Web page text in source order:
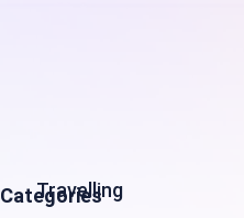
Travelling
Categories